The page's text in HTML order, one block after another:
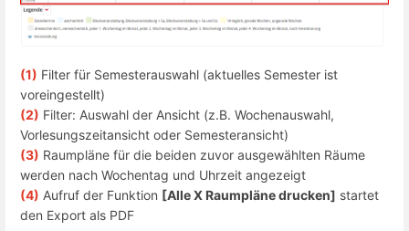
(1) Filter für Semesterauswahl (aktuelles Semester ist
voreingestellt)
(2) Filter: Auswahl der Ansicht (z.B. Wochenauswahl,
Vorlesungszeitansicht oder Semesteransicht)
(3) Raumpläne für die beiden zuvor ausgewählten Räume
werden nach Wochentag und Uhrzeit angezeigt
(4) Aufruf der Funktion [Alle X Raumpläne drucken] startet
den Export als PDF